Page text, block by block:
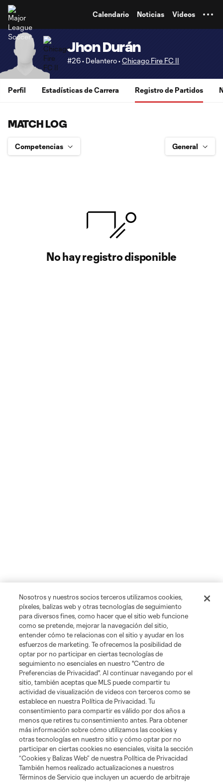
Calendario Noticias Videos
Jhon Durán
#26 • Delantero •Chicago Fire FC II
Perfil Estadísticas de Carrera Registro de Partidos
MATCH LOG
No hay registro disponible
Nosotros y nuestros socios terceros utilizamos cookies,
píxeles, balizas web y otras tecnologías de seguimiento
para diversos fines, como hacer que el sitio web funcione
como se pretende, mejorar la navegación del sitio,
entender cómo te relacionas con el sitio y ayudar en los
esfuerzos de marketing. Te ofrecemos la posibilidad de
optar por no participar en ciertas tecnologías de
seguimiento no esenciales en nuestro "Centro de
Preferencias de Privacidad". Al continuar navegando por el
sitio, también aceptas que MLS puede compartir tu
actividad de visualización de videos con terceros como se
establece en nuestra Política de Privacidad. Tu
consentimiento para compartir es válido por dos años a
menos que retires tu consentimiento antes. Para obtener
más información sobre cómo utilizamos las cookies y
otras tecnologías en nuestro sitio y cómo optar por no
participar en ciertas cookies no esenciales, visita la sección
“Cookies y Balizas Web” de nuestra Política de Privacidad
También hemos realizado actualizaciones a nuestros
Términos de Servicio que incluyen un acuerdo de arbitraje